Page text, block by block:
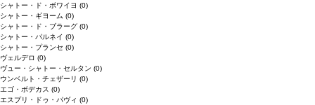
シャトー・ド・ボワイヨ (0)
シャトー・ギヨーム (0)
シャトー・ド・ブラーグ (0)
シャトー・パルネイ (0)
シャトー・プランセ (0)
ヴェルデロ (0)
ヴュー・シャトー・セルタン (0)
ウンベルト・チェザーリ (0)
エゴ・ボデカス (0)
エスプリ・ドゥ・パヴィ (0)